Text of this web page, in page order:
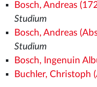
Bosch, Andreas
Studium
Bosch, Andreas
Studium
Bosch, Ingenuin
Buchler, Christoph